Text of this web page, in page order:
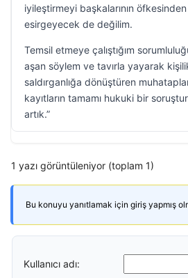
iyileştirmeyi başkalarının
esirgeyecek de değilim.
Temsil etmeye çalıştığım
aşan söylem ve tavırla yayarak
saldırganlığa dönüştüren
kayıtların tamamı hukuki bir
artık.”
1 yazı görüntüleniyor (toplam 1)
Bu konuyu yanıtlamak için giriş yapmış
Kullanıcı adı: